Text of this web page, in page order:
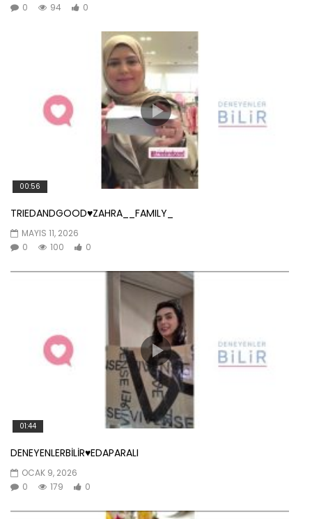
0
94 0
00:56
TRIEDANDGOOD♥️ZAHRA__FAMILY_
MAYIS 11, 2026
0
100 0
01:44
DENEYENLERBİLİR♥️EDAPARALI
OCAK 9, 2026
0
179 0